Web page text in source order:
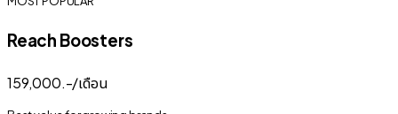
Reach Boosters
159,000.-/เดือน